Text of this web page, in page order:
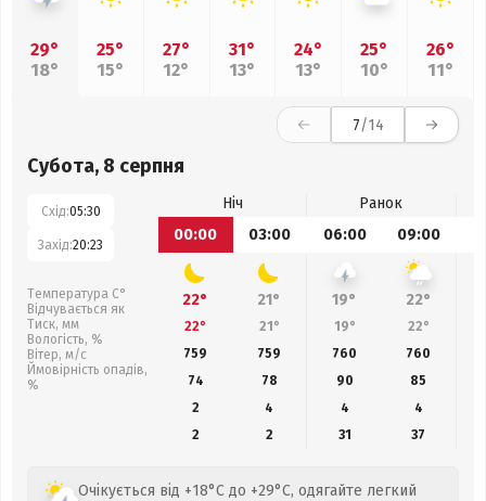
29°
18°
25°
15°
27°
12°
31°
13°
24°
13°
25°
10°
26°
11°
7/14
Субота, 8 серпня
Схід:05:30
Захід:20:23
Температура С°
Відчувається як
Тиск, мм
Вологість, %
Вітер, м/с
Ймовірність опадів,
%
Ніч
Ранок
00:00
03:00 06:00 09:00
22° 21° 19° 22°
22° 21° 19° 22°
759
759 760 760
74
78 90 85
2
4 4
4
2
2 31 37
Очікується від +18°C до +29°C, одягайте легкий